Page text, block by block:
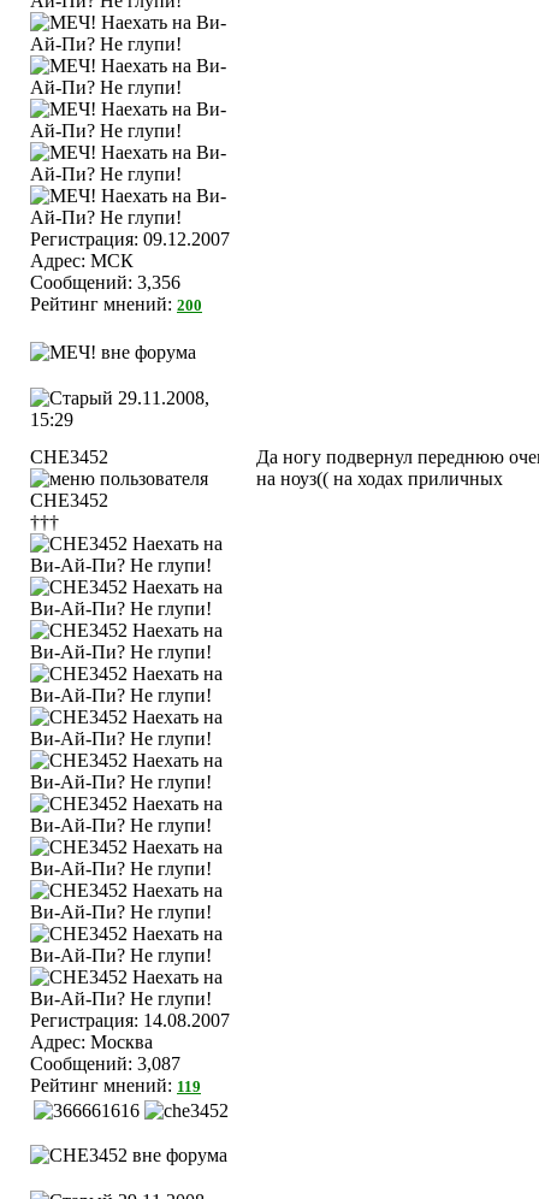
Регистрация: 09.12.2007
Адрес: МСК
Сообщений: 3,356
Рейтинг мнений: 200
29.11.2008,
15:29
CHE3452
†††
Регистрация: 14.08.2007
Адрес: Москва
Сообщений: 3,087
Рейтинг мнений: 119
Да ногу подвернул переднюю
на ноуз(( на ходах приличных